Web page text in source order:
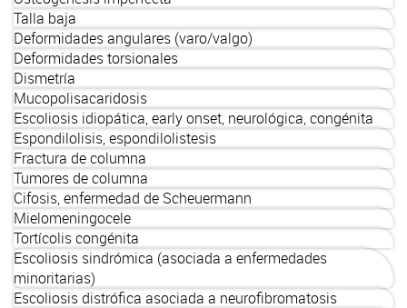
Talla baja
Deformidades angulares (varo/valgo)
Deformidades torsionales
Dismetría
Mucopolisacaridosis
Escoliosis idiopática, early onset, neurológica, congénita
Espondilolisis, espondilolistesis
Fractura de columna
Tumores de columna
Cifosis, enfermedad de Scheuermann
Mielomeningocele
Tortícolis congénita
Escoliosis sindrómica (asociada a enfermedades
minoritarias)
Escoliosis distrófica asociada a neurofibromatosis